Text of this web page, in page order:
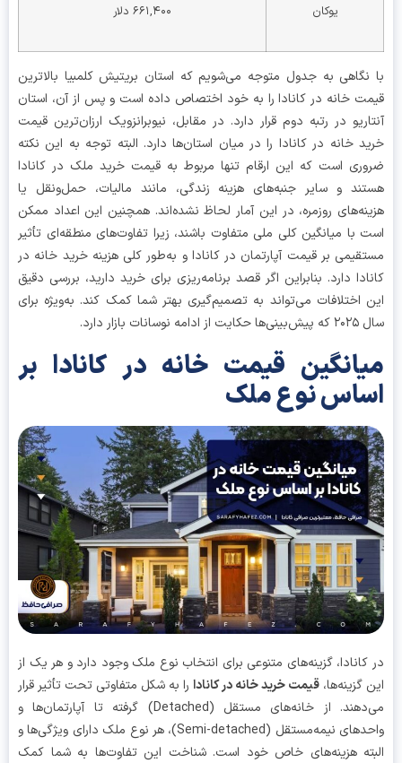
۶۶۱,۴۰۰ دلار
به جدول متوجه می‌شویم که استان بریتیش کلمبیا بالاترین
خانه در کانادا را به خود اختصاص داده است و پس از آن، استان
در رتبه دوم قرار دارد. در مقابل، نیوبرانزویک ارزان‌ترین قیمت
خانه در کانادا را در میان استان‌ها دارد. البته توجه به این نکته
است که این ارقام تنها مربوط به قیمت خرید ملک در کانادا
و سایر جنبه‌های هزینه زندگی، مانند مالیات، حمل‌ونقل یا
روزمره، در این آمار لحاظ نشده‌اند. همچنین این اعداد ممکن
با میانگین کلی ملی متفاوت باشند، زیرا تفاوت‌های منطقه‌ای تأثیر
بر قیمت آپارتمان در کانادا و به‌طور کلی هزینه خرید خانه در
دارد. بنابراین اگر قصد برنامه‌ریزی برای خرید دارید، بررسی دقیق
اختلافات می‌تواند به تصمیم‌گیری بهتر شما کمک کند. به‌ویژه برای
قیمت خانه در کانادا بر
نوع ملک
گزینه‌های متنوعی برای انتخاب نوع ملک وجود دارد و هر یک از
گزینه‌ها،قیمت خرید خانه در کانادارا به شکل متفاوتی تحت تأثیر قرار
می‌دهند. از خانه‌های مستقل (Detached) گرفته تا آپارتمان‌ها و
واحدهای نیمه‌مستقل (Semi-detached)، هر نوع ملک دارای ویژگی‌ها و
هزینه‌های خاص خود است. شناخت این تفاوت‌ها به شما کمک